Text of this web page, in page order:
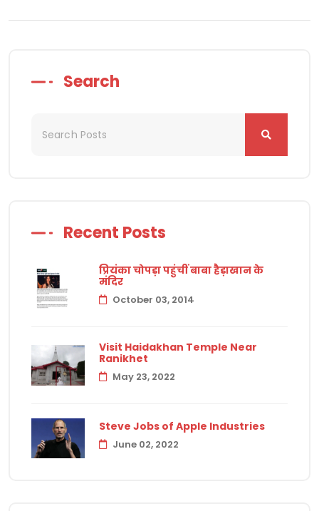
Search
Recent Posts
प्रियंका चोपड़ा पहुंचीं बाबा हैड़ाखान के
मंदिर
October 03, 2014
Visit Haidakhan Temple Near
Ranikhet
May 23, 2022
Steve Jobs of Apple Industries
June 02, 2022